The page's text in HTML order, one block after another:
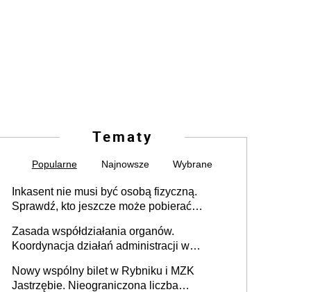
Tematy
Popularne Najnowsze Wybrane
Inkasent nie musi być osobą fizyczną.
Sprawdź, kto jeszcze może pobierać
Zasada współdziałania organów.
Koordynacja działań administracji w
Nowy wspólny bilet w Rybniku i MZK
Jastrzębie. Nieograniczona liczba